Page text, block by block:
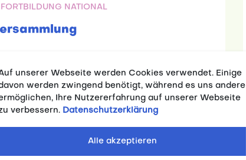
FORTBILDUNG NATIONAL
Vollversammlung 2025 an der TU
unserer Webseite werden Cookies verwendet. Einige
werden zwingend benötigt, während es uns andere
Ihre Nutzererfahrung auf unserer Webseite
verbessern. Datenschutzerklärung
Alle akzeptieren